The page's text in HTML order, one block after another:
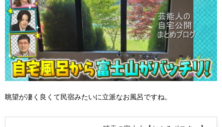
眺望が凄く良くて民宿みたいに立派なお風呂ですね。